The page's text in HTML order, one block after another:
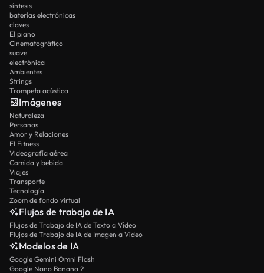
síntesis
baterías electrónicas
claves
El piano
Cinematográfico
suave
electrónica
Ambientes
Strings
Trompeta acústica
Imágenes
Naturaleza
Personas
Amor y Relaciones
El Fitness
Videografía aérea
Comida y bebida
Viajes
Transporte
Tecnología
Zoom de fondo virtual
Flujos de trabajo de IA
Flujos de Trabajo de IA de Texto a Vídeo
Flujos de Trabajo de IA de Imagen a Vídeo
Modelos de IA
Google Gemini Omni Flash
Google Nano Banana 2